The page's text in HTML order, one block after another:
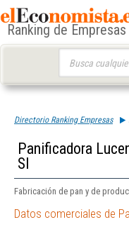
Ranking de Empresas
Directorio Ranking Empresas
Panificadora
Sl
Fabricación de pan y de
Datos comerciales de